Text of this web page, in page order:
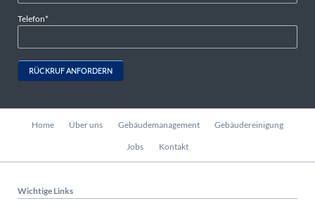
Pflichtfeld
Telefon*
RÜCKRUF ANFORDERN
Home Über uns Gebäudemanagement Gebäudereinigung
Jobs Kontakt
Wichtige Links